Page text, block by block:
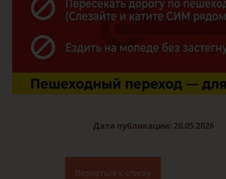
Дата публикации: 20.05.2026
Вернуться к списку